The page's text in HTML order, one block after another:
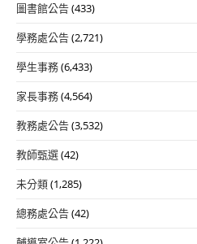
圖書館公告(433)
學務處公告(2,721)
學生事務(6,433)
家長事務(4,564)
教務處公告(3,532)
教師甄選(42)
未分類(1,285)
總務處公告(42)